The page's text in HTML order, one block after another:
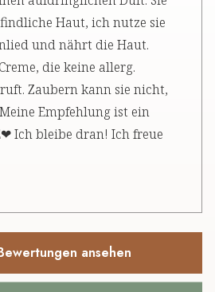
Haut, ich nutze sie
und nährt die Haut.
die keine allerg.
Zaubern kann sie nicht,
Empfehlung ist ein
Ich bleibe dran! Ich freue
ansehen